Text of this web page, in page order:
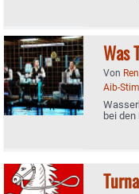
Was
Von
Aib-
bei